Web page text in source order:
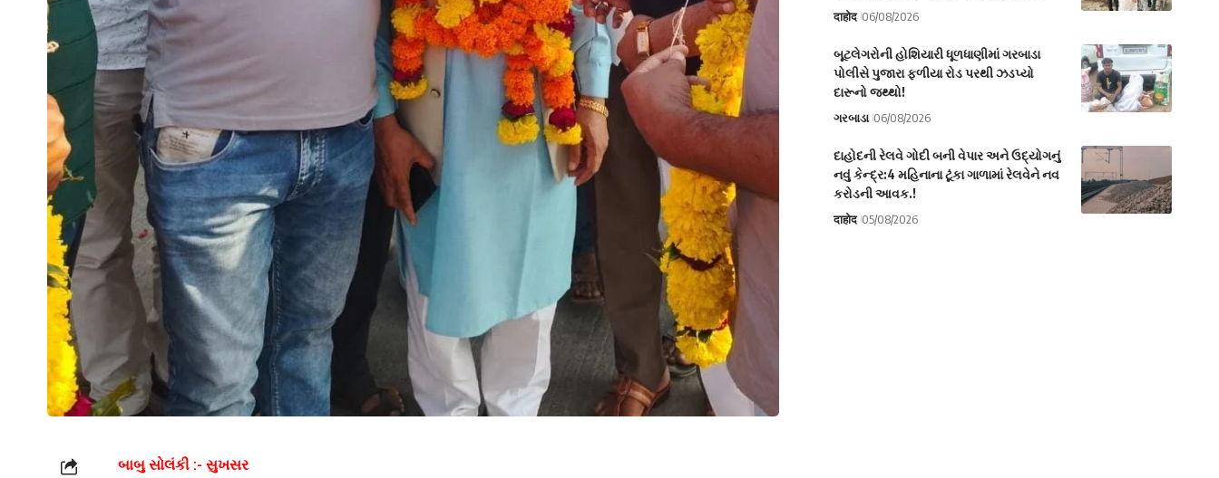
બાબુ સોલંકી :- સુખસર
दाहोद 06/08/2026
બૂટલેગરોની હોશિયારી ધૂળધાણીમાં ગરબાડા
પોલીસે પુજારા ફળીયા રોડ પરથી ઝડપ્યો
દારૂનો જથ્થો!
ગરબાડા 06/08/2026
દાહોદની રેલવે ગોદી બની વેપાર અને ઉદ્યોગનું
નવું કેન્દ્ર:4 મહિનાના ટૂંકા ગાળામાં રેલવેને નવ
કરોડની આવક.!
दाहोद 05/08/2026